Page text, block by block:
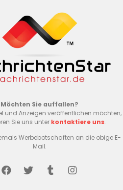
Möchten Sie auffallen?
und Anzeigen veröffentlichen möchten,
Sie uns unter kontaktiere uns.
Werbebotschaften an die obige E-
Mail.